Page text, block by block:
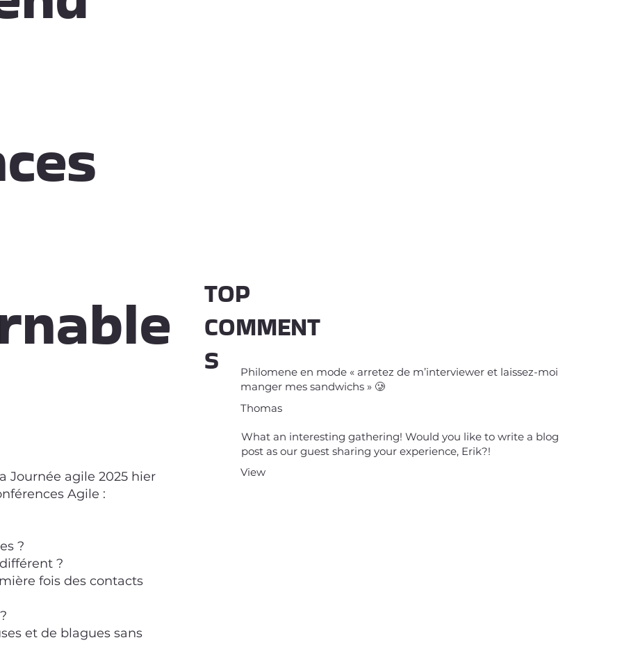
Journée agile 2025 hier
Agile :
?
?
fois des contacts
et de blagues sans
TOP
COMMENT
S
Philomene en mode « arretez de m’interviewer et laissez-moi
manger mes sandwichs » 🥲
Thomas
What an interesting gathering! Would you like to write a blog
post as our guest sharing your experience, Erik?!
View